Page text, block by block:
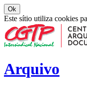
Ok
Este sítio utiliza cookies
Arquivo